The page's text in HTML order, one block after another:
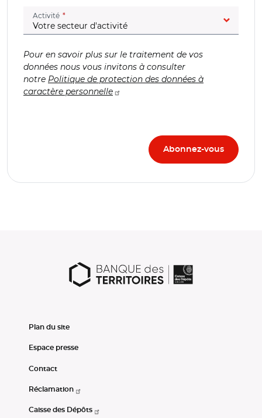
Activité (champ obligatoire)
Pour en savoir plus sur le traitement de vos
données nous vous invitons à consulter
notre Politique de protection des données à
caractère personnelle
Plan du site
Espace presse
Contact
Réclamation
Caisse des Dépôts